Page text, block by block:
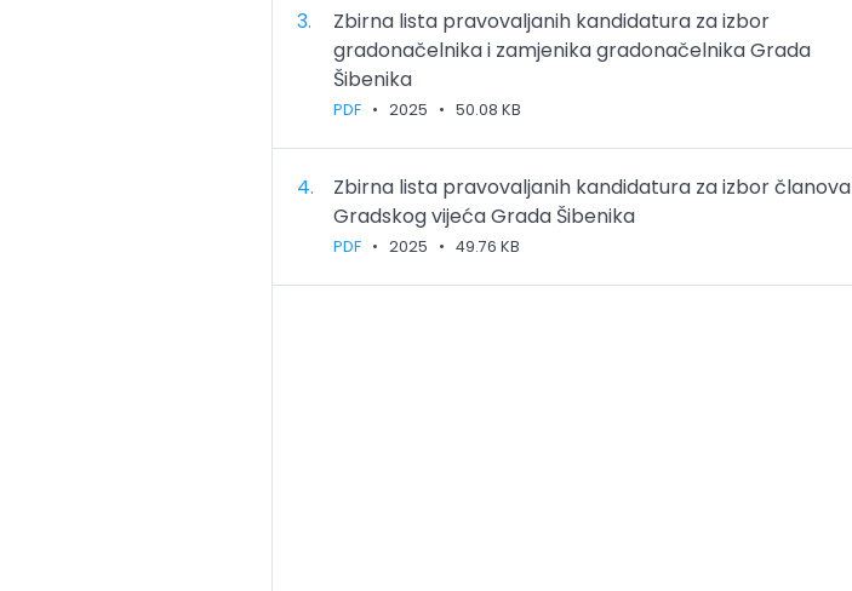
3.
Zbirna lista pravovaljanih kandidatura za izbor
gradonačelnika i zamjenika gradonačelnika Grada
Šibenika
PDF • 2025 • 50.08 KB
4.
Zbirna lista pravovaljanih kandidatura za izbor članova
Gradskog vijeća Grada Šibenika
PDF • 2025 • 49.76 KB